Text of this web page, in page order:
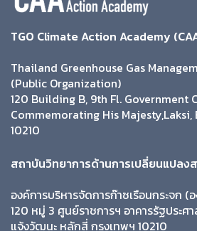
TGO Climate Action Academy
Thailand Greenhouse Gas
(Public Organization)
120 Building B, 9th Fl. Government
Commemorating His
10210
สถาบันวิทยาการด้านการเปลี่ยนแปลง
องค์การบริหารจัดการก๊าซเรือนกระจก (
120 หมู่ 3 ศูนย์ราชการฯ อาคารรัฐประ
แจ้งวัฒนะ หลักสี่ กรุงเทพฯ 10210